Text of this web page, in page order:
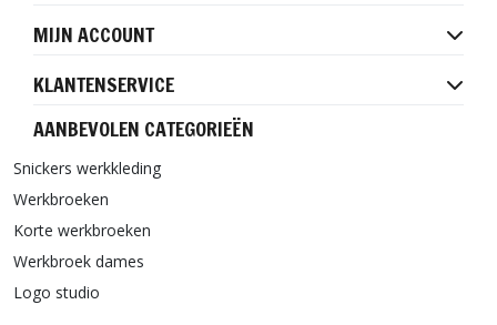
MIJN ACCOUNT
KLANTENSERVICE
AANBEVOLEN CATEGORIEËN
Snickers werkkleding
Werkbroeken
Korte werkbroeken
Werkbroek dames
Logo studio